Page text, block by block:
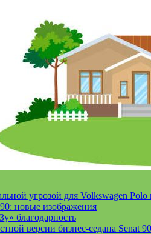
угрозой для Volkswagen
новые изображения
благодарность
версии бизнес-седана Senat